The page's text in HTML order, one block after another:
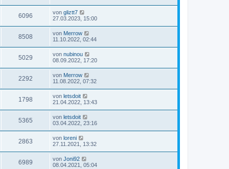
6096 von gliztt7
27.03.2023, 15:00
8508 von Merrow
11.10.2022, 02:44
5029 von nubinou
08.09.2022, 17:20
2292 von Merrow
11.08.2022, 07:32
1798 von letsdoit
21.04.2022, 13:43
5365 von letsdoit
03.04.2022, 23:16
2863 von loreni
27.11.2021, 13:32
6989 von Joni92
08.04.2021, 05:04